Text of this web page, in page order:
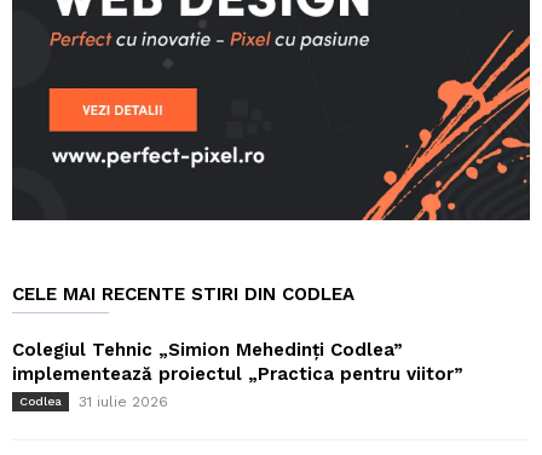
CELE MAI RECENTE STIRI DIN CODLEA
Colegiul Tehnic „Simion Mehedinți Codlea”
implementează proiectul „Practica pentru viitor”
Codlea 31 iulie 2026